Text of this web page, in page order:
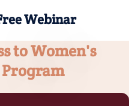
Webinar
to Women's